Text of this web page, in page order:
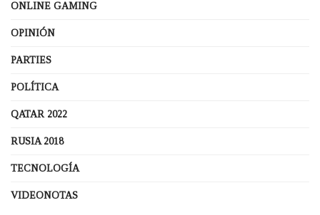
ONLINE GAMING
OPINIÓN
PARTIES
POLÍTICA
QATAR 2022
RUSIA 2018
TECNOLOGÍA
VIDEONOTAS